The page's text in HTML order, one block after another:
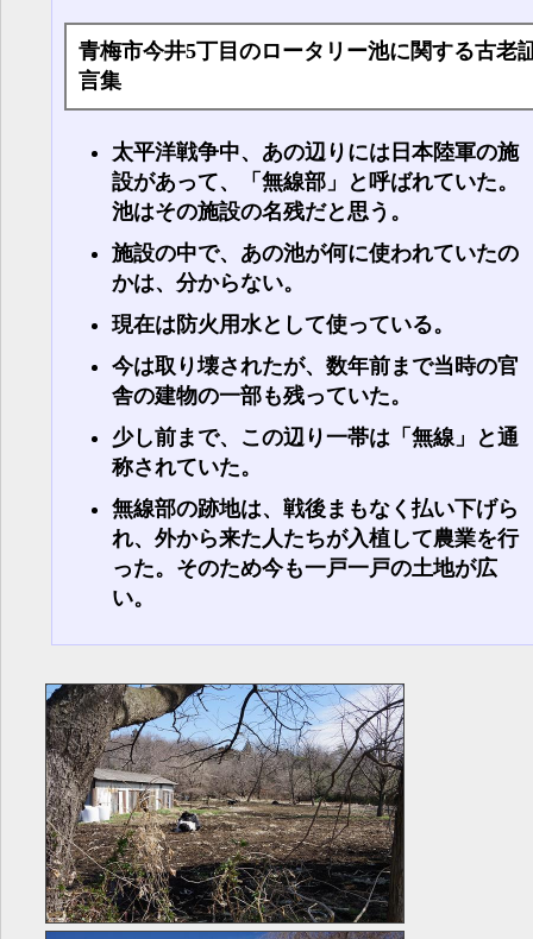
青梅市今井5丁目のロータリー池に関する古老
言集
太平洋戦争中、あの辺りには日本陸軍の施
設があって、「無線部」と呼ばれていた。
池はその施設の名残だと思う。
施設の中で、あの池が何に使われていたの
かは、分からない。
現在は防火用水として使っている。
今は取り壊されたが、数年前まで当時の官
舎の建物の一部も残っていた。
少し前まで、この辺り一帯は「無線」と通
称されていた。
無線部の跡地は、戦後まもなく払い下げら
れ、外から来た人たちが入植して農業を行
った。そのため今も一戸一戸の土地が広
い。